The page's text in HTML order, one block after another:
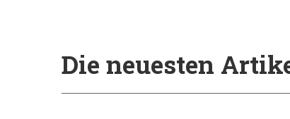
Die neuesten